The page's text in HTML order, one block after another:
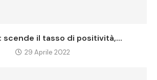
scende il tasso di positività,...
29 Aprile 2022